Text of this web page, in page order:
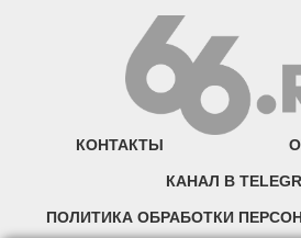
КОНТАКТЫ
КАНАЛ В
ПОЛИТИКА ОБРАБОТКИ